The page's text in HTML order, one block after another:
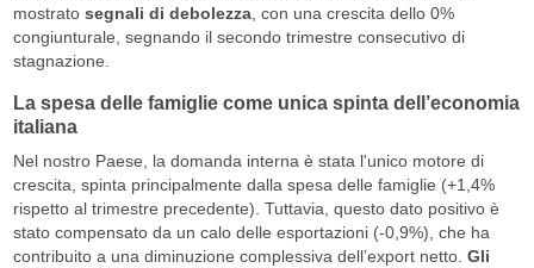
mostrato segnali di debolezza, con una crescita dello 0%
congiunturale, segnando il secondo trimestre consecutivo di
stagnazione.
La spesa delle famiglie come unica spinta dell’economia
italiana
Nel nostro Paese, la domanda interna è stata l'unico motore di
crescita, spinta principalmente dalla spesa delle famiglie (+1,4%
rispetto al trimestre precedente). Tuttavia, questo dato positivo è
stato compensato da un calo delle esportazioni (-0,9%), che ha
contribuito a una diminuzione complessiva dell’export netto. Gli